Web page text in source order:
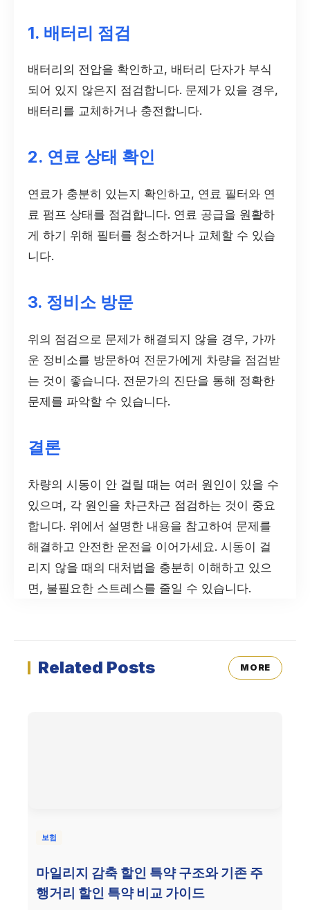
1. 배터리 점검
배터리의 전압을 확인하고, 배터리 단자가 부식
되어 있지 않은지 점검합니다. 문제가 있을 경우,
배터리를 교체하거나 충전합니다.
2. 연료 상태 확인
연료가 충분히 있는지 확인하고, 연료 필터와 연
료 펌프 상태를 점검합니다. 연료 공급을 원활하
게 하기 위해 필터를 청소하거나 교체할 수 있습
니다.
3. 정비소 방문
위의 점검으로 문제가 해결되지 않을 경우, 가까
운 정비소를 방문하여 전문가에게 차량을 점검받
는 것이 좋습니다. 전문가의 진단을 통해 정확한
문제를 파악할 수 있습니다.
결론
차량의 시동이 안 걸릴 때는 여러 원인이 있을 수
있으며, 각 원인을 차근차근 점검하는 것이 중요
합니다. 위에서 설명한 내용을 참고하여 문제를
해결하고 안전한 운전을 이어가세요. 시동이 걸
리지 않을 때의 대처법을 충분히 이해하고 있으
면, 불필요한 스트레스를 줄일 수 있습니다.
Related Posts MORE
보험
마일리지 감축 할인 특약 구조와 기존 주
행거리 할인 특약 비교 가이드